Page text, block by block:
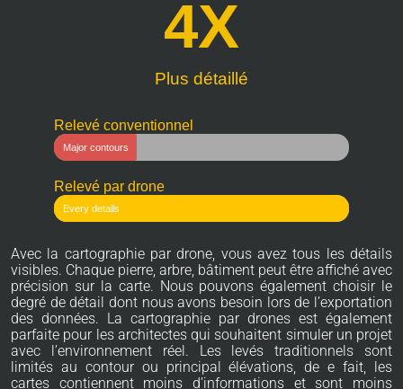
Plus détaillé
4X
Relevé conventionnel
Major contours
Relevé par drone
Every details
Avec la cartographie par drone, vous avez tous les détails
visibles. Chaque pierre, arbre, bâtiment peut être affiché avec
précision sur la carte. Nous pouvons également choisir le
degré de détail dont nous avons besoin lors de l’exportation
des données. La cartographie par drones est également
parfaite pour les architectes qui souhaitent simuler un projet
avec l’environnement réel. Les levés traditionnels sont
limités au contour ou principal élévations, de e fait, les
cartes contiennent moins d’informations et sont moins